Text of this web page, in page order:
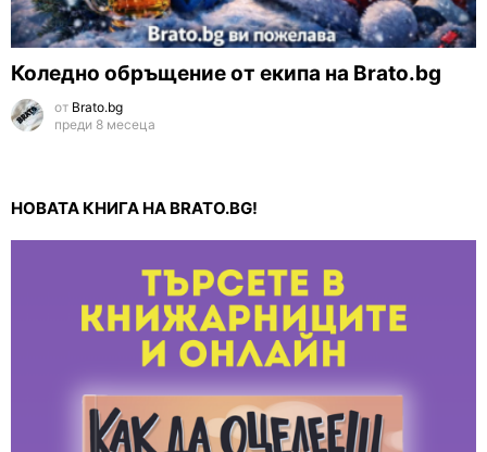
Коледно обръщение от екипа на Brato.bg
от Brato.bg
преди 8 месеца
НОВАТА КНИГА НА BRATO.BG!